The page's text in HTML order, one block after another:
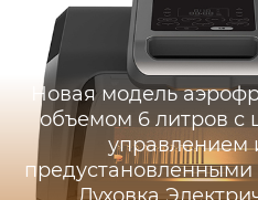
Новая модель
объемом 6 литров с
управлением